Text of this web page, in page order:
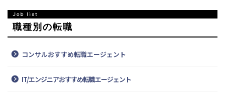
職種別の転職
コンサルおすすめ転職エージェント
IT/エンジニアおすすめ転職エージェント